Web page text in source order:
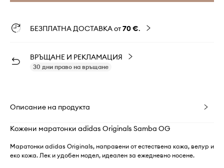
БЕЗПЛАТНА ДОСТАВКА от70 €.
ВРЪЩАНЕ И РЕКЛАМАЦИЯ
30 дни право на връщане
Описание на продукта
Кожени маратонки adidas Originals Samba OG
Маратонки adidas Originals, направени от естествена кожа, велур и
еко кожа. Лек и удобен модел, идеален за ежедневно носене.